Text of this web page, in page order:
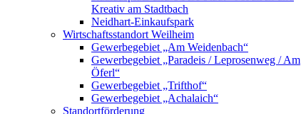
Kreativ am Stadtbach
Neidhart-Einkaufspark
Wirtschaftsstandort Weilheim
Gewerbegebiet „Am Weidenbach“
Gewerbegebiet „Paradeis / Leprosenweg / Am
Öferl“
Gewerbegebiet „Trifthof“
Gewerbegebiet „Achalaich“
Standortförderung